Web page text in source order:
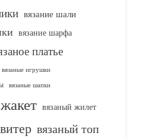
вязание шали
вязание шарфа
платье
вязаные игрушки
вязаные шапки
вязаный жилет
вязаный топ